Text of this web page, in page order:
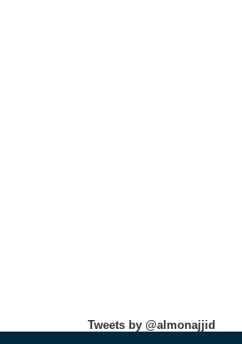
Tweets by @almonajjid